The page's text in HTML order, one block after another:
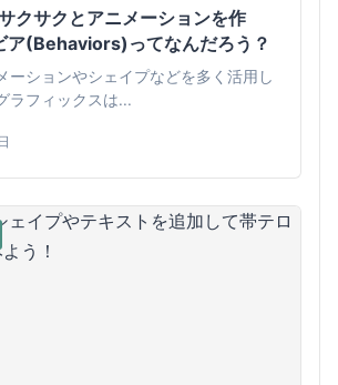
クサクとアニメーションを作
ア(Behaviors)ってなんだろう？
ーションやシェイプなどを多く活用し
ラフィックスは...